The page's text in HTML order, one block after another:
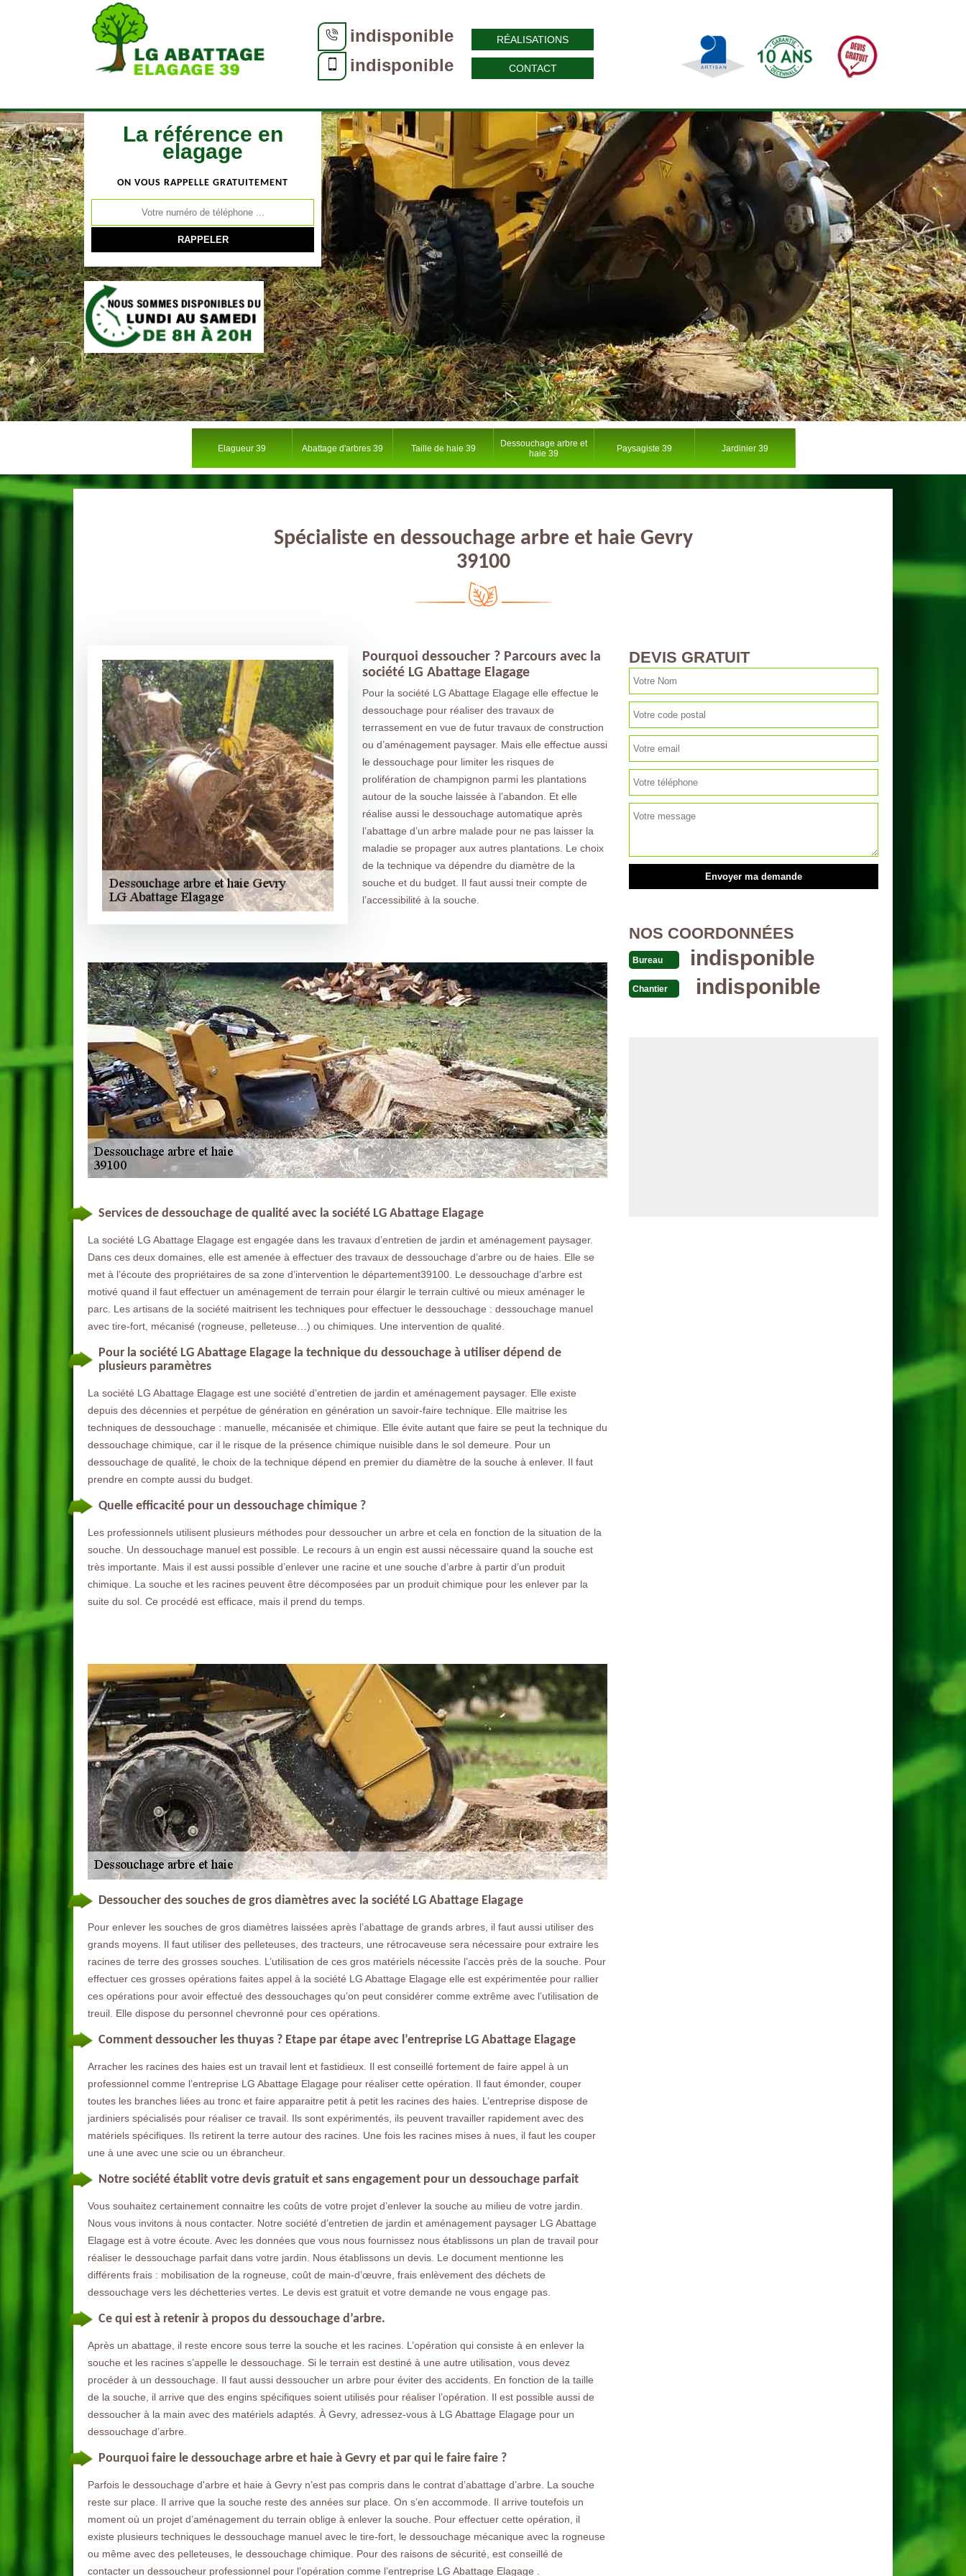
indisponible
indisponible
RÉALISATIONS
CONTACT
La référence en
elagage
ON VOUS RAPPELLE GRATUITEMENT
Elagueur 39 Abattage d'arbres 39 Taille de haie 39
Dessouchage arbre et
haie 39
Paysagiste 39 Jardinier 39
Spécialiste en dessouchage arbre et haie Gevry
39100
Pourquoi dessoucher ? Parcours avec la
société LG Abattage Elagage
Pour la société LG Abattage Elagage elle effectue le
dessouchage pour réaliser des travaux de
terrassement en vue de futur travaux de construction
ou d’aménagement paysager. Mais elle effectue aussi
le dessouchage pour limiter les risques de
prolifération de champignon parmi les plantations
autour de la souche laissée à l’abandon. Et elle
réalise aussi le dessouchage automatique après
l’abattage d’un arbre malade pour ne pas laisser la
maladie se propager aux autres plantations. Le choix
de la technique va dépendre du diamètre de la
souche et du budget. Il faut aussi tneir compte de
l’accessibilité à la souche.
Services de dessouchage de qualité avec la société LG Abattage Elagage
La société LG Abattage Elagage est engagée dans les travaux d’entretien de jardin et aménagement paysager.
Dans ces deux domaines, elle est amenée à effectuer des travaux de dessouchage d’arbre ou de haies. Elle se
met à l’écoute des propriétaires de sa zone d’intervention le département39100. Le dessouchage d’arbre est
motivé quand il faut effectuer un aménagement de terrain pour élargir le terrain cultivé ou mieux aménager le
parc. Les artisans de la société maitrisent les techniques pour effectuer le dessouchage : dessouchage manuel
avec tire-fort, mécanisé (rogneuse, pelleteuse…) ou chimiques. Une intervention de qualité.
Pour la société LG Abattage Elagage la technique du dessouchage à utiliser dépend de
plusieurs paramètres
La société LG Abattage Elagage est une société d’entretien de jardin et aménagement paysager. Elle existe
depuis des décennies et perpétue de génération en génération un savoir-faire technique. Elle maitrise les
techniques de dessouchage : manuelle, mécanisée et chimique. Elle évite autant que faire se peut la technique du
dessouchage chimique, car il le risque de la présence chimique nuisible dans le sol demeure. Pour un
dessouchage de qualité, le choix de la technique dépend en premier du diamètre de la souche à enlever. Il faut
prendre en compte aussi du budget.
Quelle efficacité pour un dessouchage chimique ?
Les professionnels utilisent plusieurs méthodes pour dessoucher un arbre et cela en fonction de la situation de la
souche. Un dessouchage manuel est possible. Le recours à un engin est aussi nécessaire quand la souche est
très importante. Mais il est aussi possible d’enlever une racine et une souche d’arbre à partir d’un produit
chimique. La souche et les racines peuvent être décomposées par un produit chimique pour les enlever par la
suite du sol. Ce procédé est efficace, mais il prend du temps.
Dessoucher des souches de gros diamètres avec la société LG Abattage Elagage
Pour enlever les souches de gros diamètres laissées après l’abattage de grands arbres, il faut aussi utiliser des
grands moyens. Il faut utiliser des pelleteuses, des tracteurs, une rétrocaveuse sera nécessaire pour extraire les
racines de terre des grosses souches. L’utilisation de ces gros matériels nécessite l’accès près de la souche. Pour
effectuer ces grosses opérations faites appel à la société LG Abattage Elagage elle est expérimentée pour rallier
ces opérations pour avoir effectué des dessouchages qu’on peut considérer comme extrême avec l’utilisation de
treuil. Elle dispose du personnel chevronné pour ces opérations.
Comment dessoucher les thuyas ? Etape par étape avec l’entreprise LG Abattage Elagage
Arracher les racines des haies est un travail lent et fastidieux. Il est conseillé fortement de faire appel à un
professionnel comme l’entreprise LG Abattage Elagage pour réaliser cette opération. Il faut émonder, couper
toutes les branches liées au tronc et faire apparaitre petit à petit les racines des haies. L’entreprise dispose de
jardiniers spécialisés pour réaliser ce travail. Ils sont expérimentés, ils peuvent travailler rapidement avec des
matériels spécifiques. Ils retirent la terre autour des racines. Une fois les racines mises à nues, il faut les couper
une à une avec une scie ou un ébrancheur.
Notre société établit votre devis gratuit et sans engagement pour un dessouchage parfait
Vous souhaitez certainement connaitre les coûts de votre projet d’enlever la souche au milieu de votre jardin.
Nous vous invitons à nous contacter. Notre société d’entretien de jardin et aménagement paysager LG Abattage
Elagage est à votre écoute. Avec les données que vous nous fournissez nous établissons un plan de travail pour
réaliser le dessouchage parfait dans votre jardin. Nous établissons un devis. Le document mentionne les
différents frais : mobilisation de la rogneuse, coût de main-d’œuvre, frais enlèvement des déchets de
dessouchage vers les déchetteries vertes. Le devis est gratuit et votre demande ne vous engage pas.
Ce qui est à retenir à propos du dessouchage d’arbre.
Après un abattage, il reste encore sous terre la souche et les racines. L’opération qui consiste à en enlever la
souche et les racines s’appelle le dessouchage. Si le terrain est destiné à une autre utilisation, vous devez
procéder à un dessouchage. Il faut aussi dessoucher un arbre pour éviter des accidents. En fonction de la taille
de la souche, il arrive que des engins spécifiques soient utilisés pour réaliser l’opération. Il est possible aussi de
dessoucher à la main avec des matériels adaptés. À Gevry, adressez-vous à LG Abattage Elagage pour un
dessouchage d’arbre.
Pourquoi faire le dessouchage arbre et haie à Gevry et par qui le faire faire ?
Parfois le dessouchage d'arbre et haie à Gevry n’est pas compris dans le contrat d’abattage d’arbre. La souche
reste sur place. Il arrive que la souche reste des années sur place. On s’en accommode. Il arrive toutefois un
moment où un projet d’aménagement du terrain oblige à enlever la souche. Pour effectuer cette opération, il
existe plusieurs techniques le dessouchage manuel avec le tire-fort, le dessouchage mécanique avec la rogneuse
ou même avec des pelleteuses, le dessouchage chimique. Pour des raisons de sécurité, est conseillé de
contacter un dessoucheur professionnel pour l’opération comme l’entreprise LG Abattage Elagage .
DEVIS GRATUIT
NOS COORDONNÉES
Bureau indisponible
Chantier indisponible